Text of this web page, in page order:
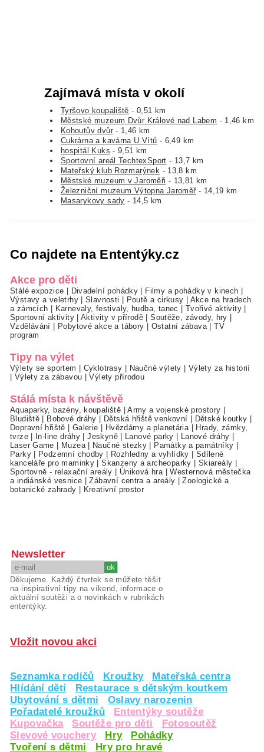
Zajímavá místa v okolí
Tyršovo koupaliště - 0,51 km
Městské muzeum Dvůr Králové nad Labem - 1,46 km
Kohoutův dvůr- 1,46 km
Cukrárna a kavárna U Vítů - 6,49 km
hospitál Kuks - 9,51 km
Sportovní areál TechtexSport - 13,7 km
Mateřský klub Rozmarýnek - 13,8 km
Městské muzeum v Jaroměři - 13,81 km
Železniční muzeum Výtopna Jaroměř- 14,19 km
Masarykovy sady - 14,5 km
Co najdete na Ententýky.cz
Akce pro děti
Stálé expozice | Divadelní pohádky | Filmy a pohádky v kinech |
Výstavy a veletrhy|Slavnosti | Poutě a cirkusy | Akce na hradech
a zámcích | Karnevaly, festivaly, hudba, tanec | Tvořivé aktivity |
Sportovní aktivity|Aktivity v přírodě |Soutěže, závody, hry |
Vzdělávání | Pobytové akce a tábory | Ostatní zábava |TV
program
Tipy na výlet
Výlety se sportem | Cyklotrasy | Naučné výlety | Výlety za historií
| Výlety za zábavou |Výlety přírodou
Stálá místa k návštěvě
Aquaparky, bazény, koupaliště |Army a vojenské prostory |
Bludiště | Bobové dráhy | Dětská hřiště venkovní | Dětské koutky |
Dopravní hřiště | Galerie | Hvězdárny a planetária | Hrady, zámky,
tvrze| In-line dráhy |Jeskyně| Lanové parky | Lanové dráhy |
Laser Game | Muzea| Naučné stezky | Památky a památníky |
Parky| Podzemní chodby | Rozhledny a vyhlídky | Sdílené
kanceláře pro maminky |Skanzeny a archeoparky | Skiareály |
Sportovně - relaxační areály | Úniková hra |Westernová městečka
a indiánské vesnice |Zábavní centra a areály |Zoologické a
botanické zahrady | Kreativní prostor
Newsletter
Děkujeme. Každý čtvrtek se můžete těšit
na inspirativní tipy na víkend, informace o
aktuální soutěži a o novinkách v rubrikách
ententýky.
Vložit novou akci
Seznamka rodičů Kroužky
Mateřská centra
Hlídání dětí
Restaurace s dětským koutkem
Ubytování s dětmi
Oslavy narozenin
Pořadatelé kroužků
Ententýky soutěže
Kupovačka
Soutěže pro děti
Fotosoutěž
Slevové vouchery
Hry
Pohádky
Tvoření s dětmi
Hry pro hravé